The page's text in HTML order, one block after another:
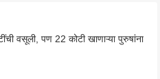
वसूली, पण 22 कोटी खाणाऱ्या पुरुषांना